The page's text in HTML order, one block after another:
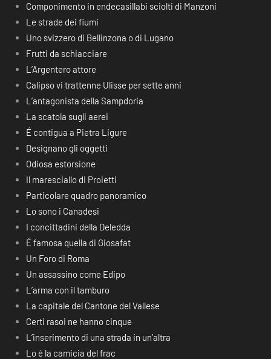
Componimento in endecasillabi sciolti di Manzoni
Le strade dei fiumi
Uno svizzero di Bellinzona o di Lugano
Frutti da schiacciare
L’Argentero attore
Calipso vi trattenne Ulisse per sette anni
L’antagonista della Sampdoria
La scatola sugli aerei
É contigua a Pietra Ligure
Designano gli oggetti
Odiosa estorsione
Il maresciallo di Proietti
Particolare quadro panoramico
Lo sono i Canadesi
I concittadini della Deledda
É famosa quella di Giosafat
Un Foro di Roma
Un assassino come Edipo
L’arma con il tamburo
La capitale del Cantone del Vallese
Certi rasoi ne hanno cinque
L’inserimento di una strada in un’altra
Lo è la camicia del frac